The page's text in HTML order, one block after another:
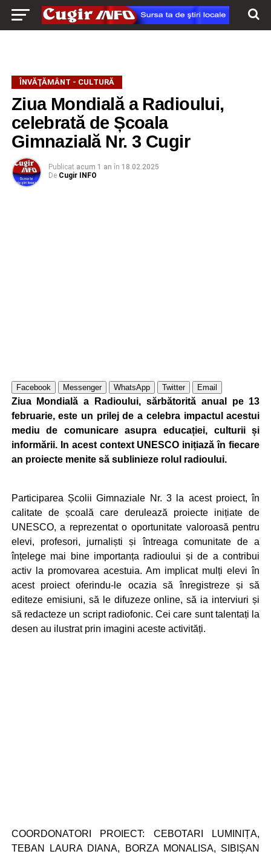
ÎNVĂŢĂMÂNT - CULTURĂ
Ziua Mondială a Radioului,
celebrată de Școala
Gimnazială Nr. 3 Cugir
Publicat acum 1 an în 18.02.2025
De Cugir INFO
Facebook Messenger WhatsApp Twitter Email
Ziua Mondială a Radioului, sărbătorită anual pe 13
februarie, este un prilej de a celebra impactul acestui
mediu de comunicare asupra educației, culturii și
informării. In acest context UNESCO inițiază în fiecare
an proiecte menite să sublinieze rolul radioului.
Participarea Școlii Gimnaziale Nr. 3 la acest proiect, în
calitate de școală care derulează proiecte inițiate de
UNESCO, a reprezentat o oportunitate valoroasă pentru
elevi, profesori, jurnaliști și întreaga comunitate de a
înțelege mai bine importanța radioului și de a contribui
activ la promovarea acestuia. Am implicat mulți elevi în
acest proiect oferindu-le ocazia să înregistreze și să
editeze emisiuni, să le difuzeze online, să ia interviuri și
să redacteze un script radiofonic. Cei care sunt talentați la
desen au ilustrat prin imagini aceste activități.
COORDONATORI PROIECT: CEBOTARI LUMINIȚA,
TEBAN LAURA DIANA, BORZA MONALISA, SIBIȘAN